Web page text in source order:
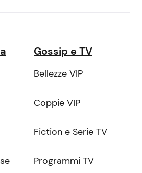
Gossip e TV
Bellezze VIP
Coppie VIP
Fiction e Serie TV
Programmi TV